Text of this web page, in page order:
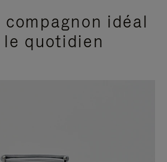
compagnon idéal
le quotidien